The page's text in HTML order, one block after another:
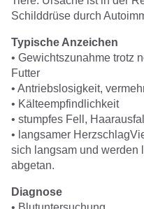
Schilddrüse durch
Typische Anzeichen
• Gewichtszunahme trotz
Futter
• Antriebslosigkeit,
• Kälteempfindlichkeit
• stumpfes Fell,
• langsamer
sich langsam und werden
abgetan.
Diagnose